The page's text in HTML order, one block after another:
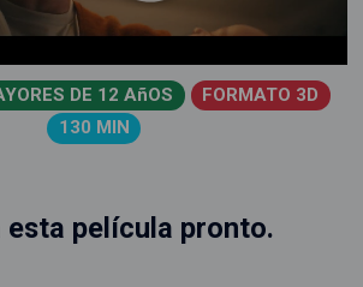
DE 12 AñOS
FORMATO 3D
130 MIN
esta película pronto.